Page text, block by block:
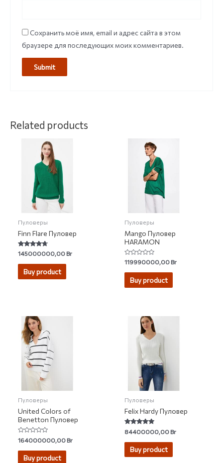
Сохранить моё имя, email и адрес сайта в этом
браузере для последующих моих комментариев.
Related products
Пуловеры
Finn Flare Пуловер
Rated
4.48
out of 5
145000000,00Br
Buy product
Пуловеры
Mango Пуловер
HARAMON
Rated
0
out
119990000,00Br
Buy product
Пуловеры
United Colors of
Benetton Пуловер
Rated
0
out
164000000,00Br
Buy product
Пуловеры
Felix Hardy Пуловер
Rated
4.71
out of 5
84400000,00Br
Buy product